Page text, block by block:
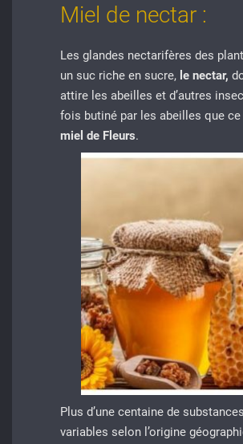
Miel de nectar :
Les glandes nectarifères des
un suc riche en sucre, le nectar,
attire les abeilles et d’autres
fois butiné par les abeilles que
miel de Fleurs.
Plus d’une centaine de
variables selon l’origine